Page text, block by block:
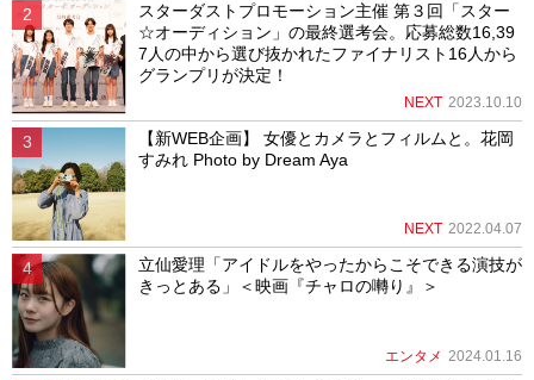
スターダストプロモーション主催 第３回「スター
☆オーディション」の最終選考会。応募総数16,39
7人の中から選び抜かれたファイナリスト16人から
グランプリが決定！
NEXT 2023.10.10
【新WEB企画】 女優とカメラとフィルムと。花岡
すみれ Photo by Dream Aya
NEXT 2022.04.07
立仙愛理「アイドルをやったからこそできる演技が
きっとある」＜映画『チャロの囀り』＞
エンタメ 2024.01.16